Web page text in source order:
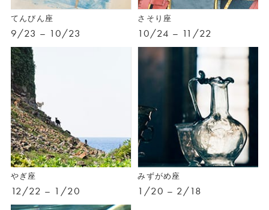
てんびん座
9/23 – 10/23
さそり座
10/24 – 11/22
やぎ座
12/22 – 1/20
みずがめ座
1/20 – 2/18